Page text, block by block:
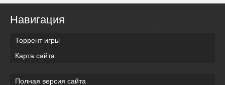
Навигация
Торрент игры
Карта сайта
Полная версия сайта